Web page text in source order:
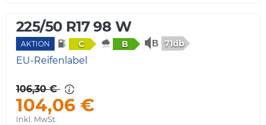
225/50 R17 98 W
AKTION C B 71db
EU-Reifenlabel
106,30 €
104,06 €
Inkl. MwSt.